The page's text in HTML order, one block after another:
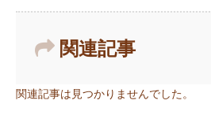
関連記事
関連記事は見つかりませんでした。